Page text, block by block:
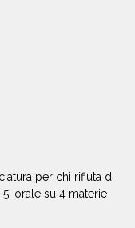
per chi rifiuta di
orale su 4 materie